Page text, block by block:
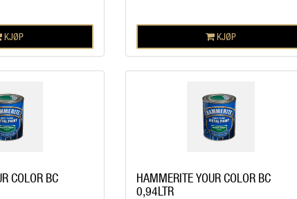
KJØP KJØP
COLOR BC
HAMMERITE YOUR COLOR BC
0,94LTR